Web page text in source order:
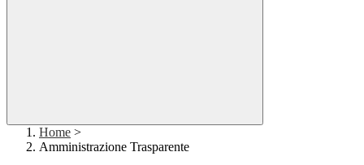
Home >
Amministrazione Trasparente